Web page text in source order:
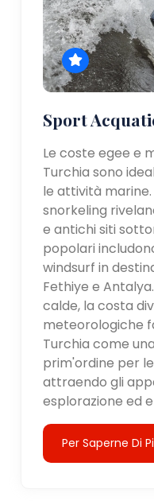
Sport
Le coste egee e
Turchia sono
le attività
snorkeling
e antichi siti
popolari
windsurf in
Fethiye e
calde, la costa
meteorologiche
Turchia come
prim'ordine per
attraendo gli
esplorazione ed
Per Saperne Di